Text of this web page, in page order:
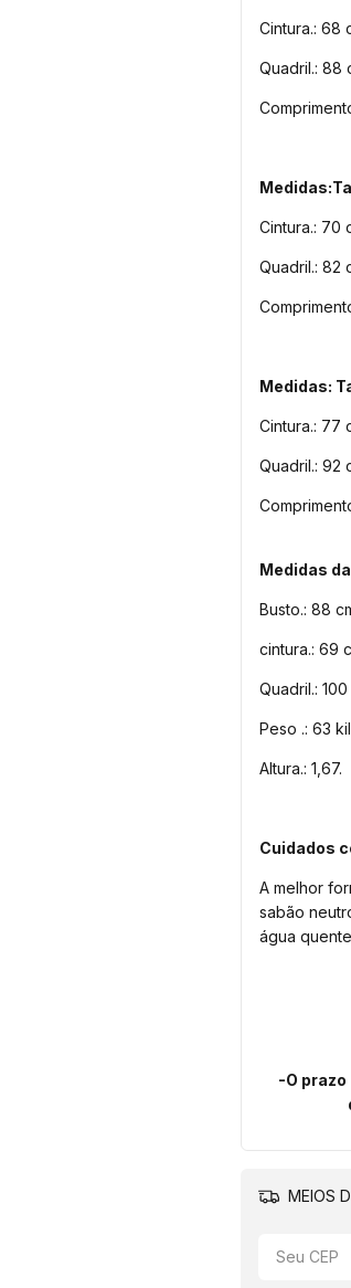
Cintura.: 68
Quadril.: 88
Cintura.: 70
Quadril.: 82
Medidas:
Cintura.:
Quadril.: 92
Medidas
Busto.: 88
cintura.: 69
Quadril.:
Peso .: 63
Altura.: 1,67.
Cuidados
A melhor
sabão
água
-O prazo
MEIOS